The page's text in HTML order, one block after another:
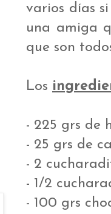
varios días
una amiga
que son
Los
- 225 grs de
- 25 grs de
- 2
- 1/2
- 100 grs